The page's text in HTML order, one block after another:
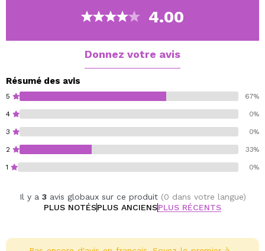
durable et est modulaire, parfaite pour obtenir la
couvrance que vous souhaitez.
Cruelty free.
Vegan.
4.00
Donnez votre avis
Résumé des avis
5 67%
4 0%
3 0%
2 33%
1 0%
Il y a 3avis globaux sur ce produit (0 dans votre langue)
PLUS NOTÉSPLUS ANCIENSPLUS RÉCENTS